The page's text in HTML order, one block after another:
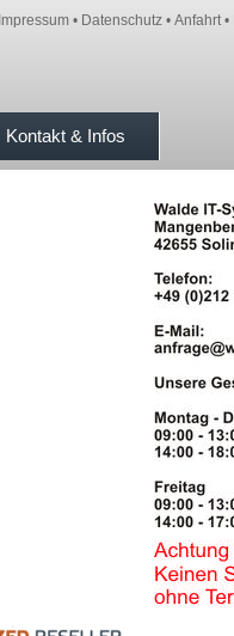
Impressum • Datenschutz • Anfahrt•
Kontakt & Infos